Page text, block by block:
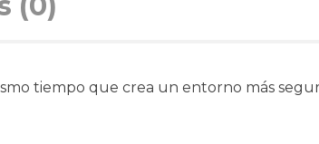
tiempo que crea un entorno más